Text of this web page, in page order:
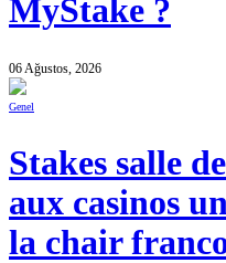
MyStake ?
06 Ağustos, 2026
Genel
Stakes salle
aux casinos
la chair